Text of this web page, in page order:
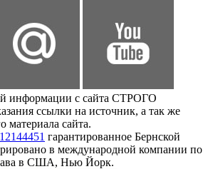
информации с сайта СТРОГО
ссылки на источник, а так же
материала сайта.
гарантированное Бернской
в международной компании по
в США, Нью Йорк.